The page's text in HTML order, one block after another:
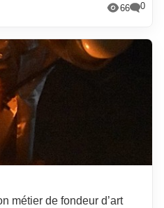
66 0
métier de fondeur d’art